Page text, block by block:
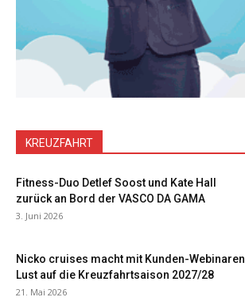
KREUZFAHRT
Fitness-Duo Detlef Soost und Kate Hall
zurück an Bord der VASCO DA GAMA
3. Juni 2026
Nicko cruises macht mit Kunden-Webinaren
Lust auf die Kreuzfahrtsaison 2027/28
21. Mai 2026